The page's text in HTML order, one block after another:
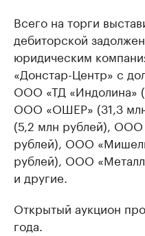
Всего на торги
дебиторской
юридическим
«Донстар-Центр» с
ООО «ТД «Индолина»
ООО «ОШЕР» (31,3
(5,2 млн рублей), ООО
рублей), ООО
рублей), ООО
и другие.
Открытый аукцион
года.